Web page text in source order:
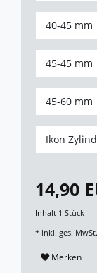
40-45 mm
45-45 mm
45-60 mm
Ikon
14,90
Inhalt 1 Stück
* inkl. ges.
Merken